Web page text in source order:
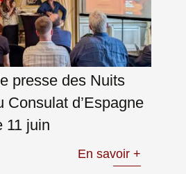
presse des Nuits
Consulat d’Espagne
11 juin
En savoir +